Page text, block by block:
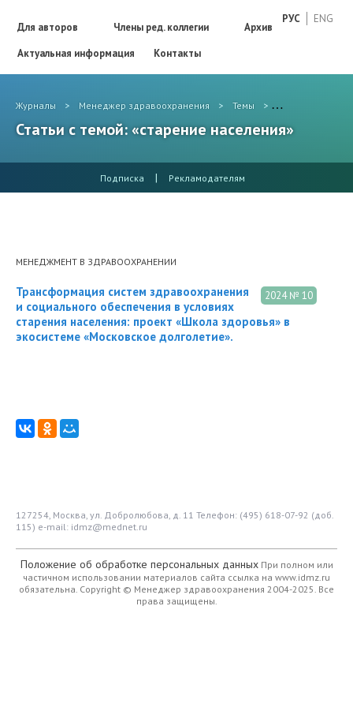
РУС ENG
Для авторов Члены ред. коллегии
Архив
Актуальная информация
Контакты
Журналы > Менеджер здравоохранения > Темы > старение
Статьи с темой: «старение населения»
Подписка | Рекламодателям
МЕНЕДЖМЕНТ В ЗДРАВООХРАНЕНИИ
2024 № 10
Трансформация систем здравоохранения
и социального обеспечения в условиях
старения населения: проект «Школа здоровья» в
экосистеме «Московское долголетие».
127254, Москва, ул. Добролюбова, д. 11 Телефон: (495) 618-07-92 (доб.
115) e-mail: idmz@mednet.ru
Положение об обработке персональных данныхПри полном или
частичном использовании материалов сайта ссылка на www.idmz.ru
обязательна. Copyright © Менеджер здравоохранения 2004-2025. Все
права защищены.